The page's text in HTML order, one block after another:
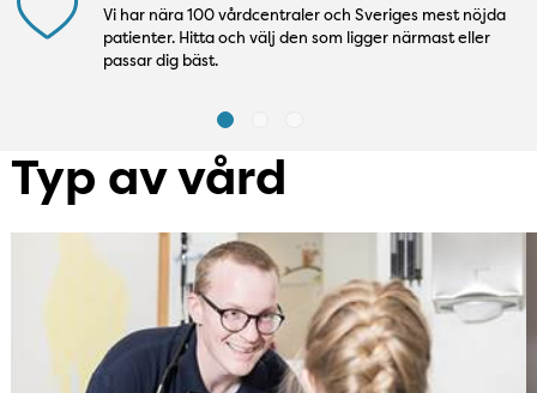
Vi har nära 100 vårdcentraler och Sveriges mest nöjda
patienter. Hitta och välj den som ligger närmast eller
passar dig bäst.
Typ av vård